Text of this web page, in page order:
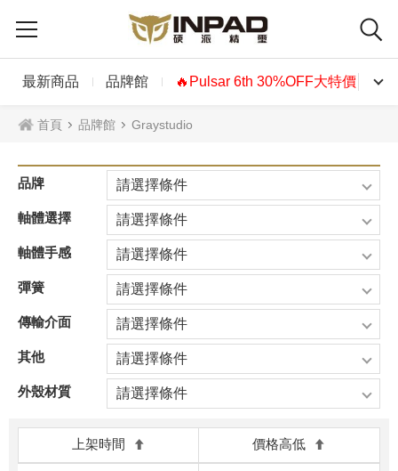
最新商品 品牌館 🔥Pulsar 6th 30%OFF大特價🔥
首頁 品牌館 Graystudio
品牌 請選擇條件
軸體選擇 請選擇條件
軸體手感 請選擇條件
彈簧 請選擇條件
傳輸介面 請選擇條件
其他 請選擇條件
外殼材質 請選擇條件
上架時間 價格高低